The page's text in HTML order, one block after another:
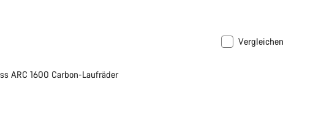
Vergleichen
ARC 1600 Carbon-Laufräder